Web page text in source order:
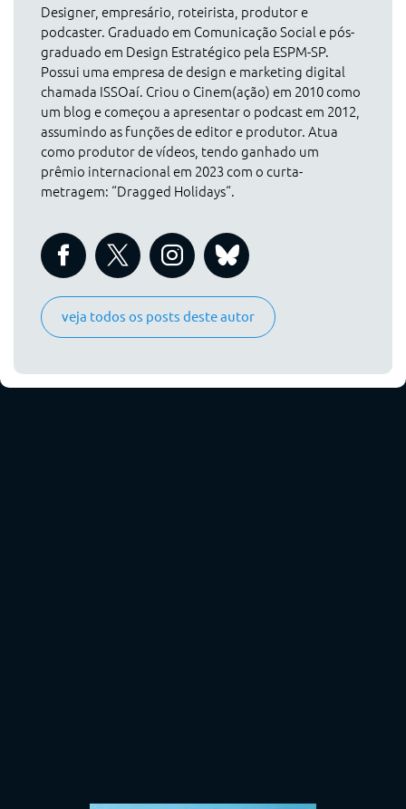
Designer, empresário, roteirista, produtor e
podcaster. Graduado em Comunicação Social e pós-
graduado em Design Estratégico pela ESPM-SP.
Possui uma empresa de design e marketing digital
chamada ISSOaí. Criou o Cinem(ação) em 2010 como
um blog e começou a apresentar o podcast em 2012,
assumindo as funções de editor e produtor. Atua
como produtor de vídeos, tendo ganhado um
prêmio internacional em 2023 com o curta-
metragem: “Dragged Holidays“.
veja todos os posts deste autor